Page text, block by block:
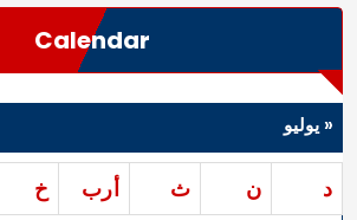
Calendar
د ن ث أرب خ
« يوليو